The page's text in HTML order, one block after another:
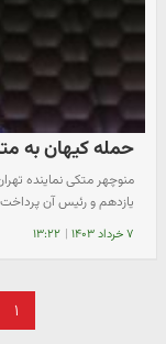
حمله کیهان به
منوچهر متکی نماینده
یازدهم و رئیس آن پرداخت
۷ خرداد ۱۴۰۳ | ۱۳:۲۲
۱